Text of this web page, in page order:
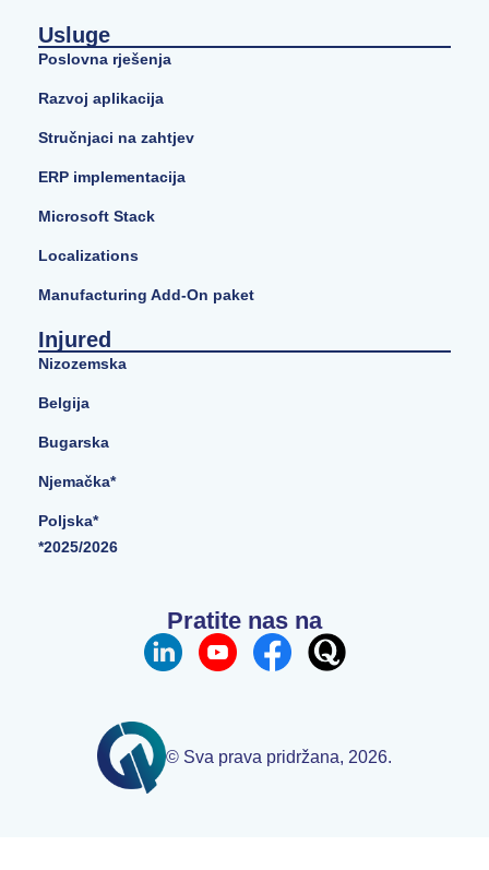
Usluge
Poslovna rješenja
Razvoj aplikacija
Stručnjaci na zahtjev
ERP implementacija
Microsoft Stack
Localizations
Manufacturing Add-On paket
Injured
Nizozemska
Belgija
Bugarska
Njemačka*
Poljska*
*2025/2026
Pratite nas na
© Sva prava pridržana, 2026.